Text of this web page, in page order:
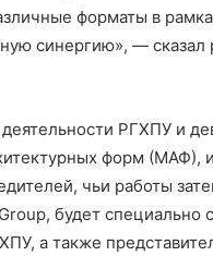
форматы в
синергию», —
РГХПУ и
форм (МАФ),
чьи работы
будет специально
а также